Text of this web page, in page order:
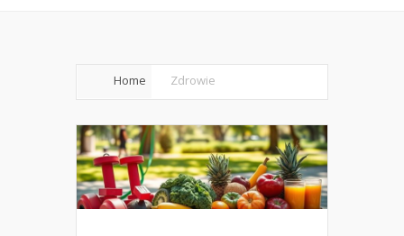
Home Zdrowie